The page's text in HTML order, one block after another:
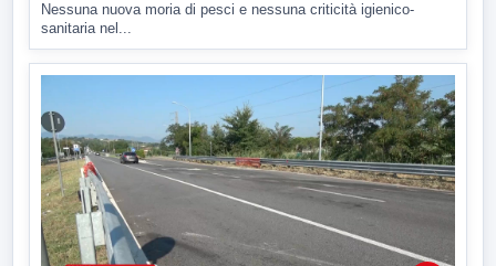
Nessuna nuova moria di pesci e nessuna criticità igienico-
sanitaria nel...